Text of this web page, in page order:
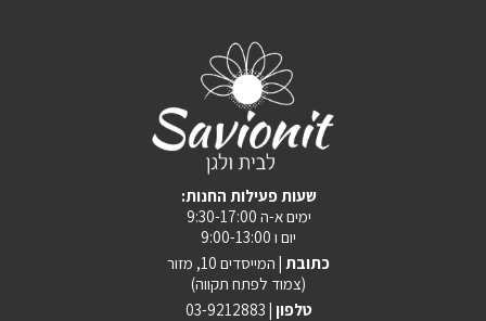
:שעות פעילות החנות
ימים א-ה 9:30-17:00
יום ו 9:00-13:00
כתובת | המייסדים 10, מזור
(צמוד לפתח תקווה)
טלפון | 03-9212883